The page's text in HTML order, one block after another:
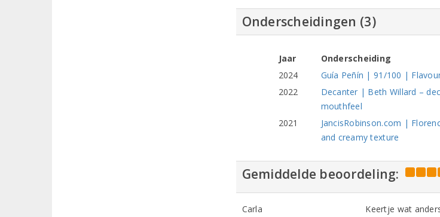
Onderscheidingen (3)
Jaar
Onderscheiding
2024
Guía Peñín | 91/100 |
2022
Decanter | Beth Willard –
mouthfeel
2021
JancisRobinson.com |
and creamy texture
Gemiddelde beoordeling:
Carla
Keertje wat